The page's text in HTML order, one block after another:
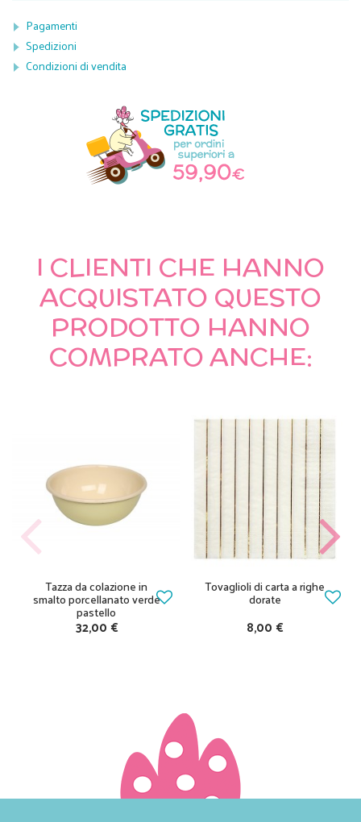
Pagamenti
Spedizioni
Condizioni di vendita
I CLIENTI CHE HANNO
ACQUISTATO QUESTO
PRODOTTO HANNO
COMPRATO ANCHE:
Tazza da colazione in
smalto porcellanato verde
pastello
32,00 €
Tovaglioli di carta a righe
dorate
8,00 €